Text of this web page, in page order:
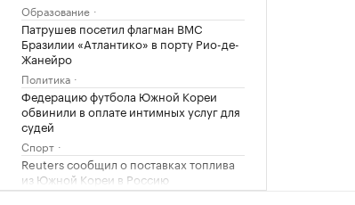
Образование
Патрушев посетил флагман ВМС
Бразилии «Атлантико» в порту Рио-де-
Жанейро
Политика
Федерацию футбола Южной Кореи
обвинили в оплате интимных услуг для
судей
Спорт
Reuters сообщил о поставках топлива
из Южной Кореи в Россию